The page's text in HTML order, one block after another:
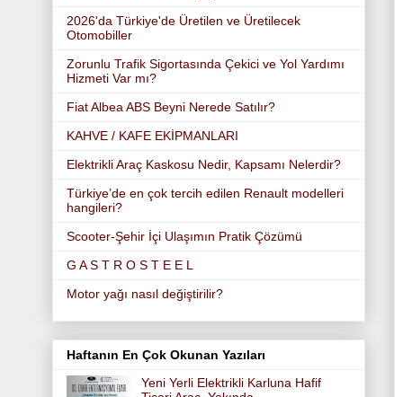
2026'da Türkiye'de Üretilen ve Üretilecek
Otomobiller
Zorunlu Trafik Sigortasında Çekici ve Yol Yardımı
Hizmeti Var mı?
Fiat Albea ABS Beyni Nerede Satılır?
KAHVE / KAFE EKİPMANLARI
Elektrikli Araç Kaskosu Nedir, Kapsamı Nelerdir?
Türkiye’de en çok tercih edilen Renault modelleri
hangileri?
Scooter-Şehir İçi Ulaşımın Pratik Çözümü
G A S T R O S T E E L
Motor yağı nasıl değiştirilir?
Haftanın En Çok Okunan Yazıları
Yeni Yerli Elektrikli Karluna Hafif